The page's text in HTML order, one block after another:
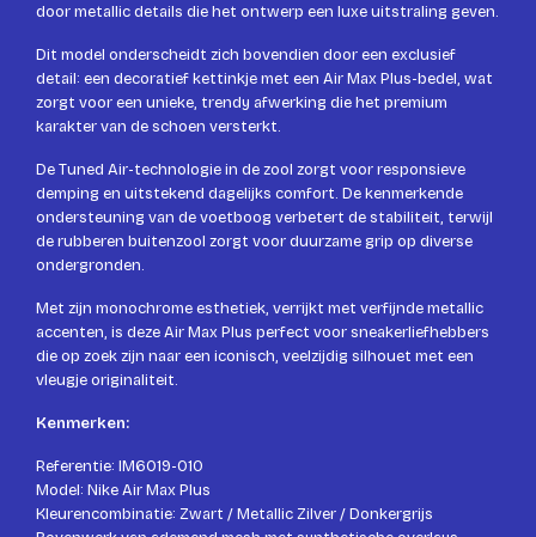
door metallic details die het ontwerp een luxe uitstraling geven.
Dit model onderscheidt zich bovendien door een exclusief
detail: een decoratief kettinkje met een Air Max Plus-bedel, wat
zorgt voor een unieke, trendy afwerking die het premium
karakter van de schoen versterkt.
De Tuned Air-technologie in de zool zorgt voor responsieve
demping en uitstekend dagelijks comfort. De kenmerkende
ondersteuning van de voetboog verbetert de stabiliteit, terwijl
de rubberen buitenzool zorgt voor duurzame grip op diverse
ondergronden.
Met zijn monochrome esthetiek, verrijkt met verfijnde metallic
accenten, is deze Air Max Plus perfect voor sneakerliefhebbers
die op zoek zijn naar een iconisch, veelzijdig silhouet met een
vleugje originaliteit.
Kenmerken:
Referentie: IM6019-010
Model: Nike Air Max Plus
Kleurencombinatie: Zwart / Metallic Zilver / Donkergrijs